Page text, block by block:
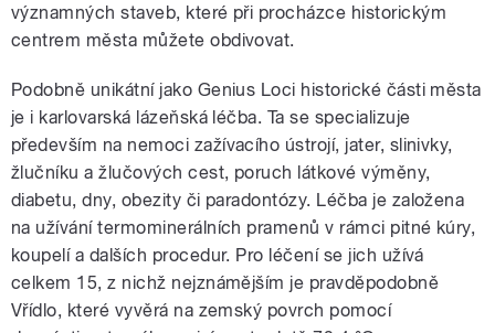
významných staveb, které při procházce historickým
centrem města můžete obdivovat.
Podobně unikátní jako Genius Loci historické části města
je i karlovarská lázeňská léčba. Ta se specializuje
především na nemoci zažívacího ústrojí, jater, slinivky,
žlučníku a žlučových cest, poruch látkové výměny,
diabetu, dny, obezity či paradontózy. Léčba je založena
na užívání termominerálních pramenů v rámci pitné kúry,
koupelí a dalších procedur. Pro léčení se jich užívá
celkem 15, z nichž nejznámějším je pravděpodobně
Vřídlo, které vyvěrá na zemský povrch pomocí